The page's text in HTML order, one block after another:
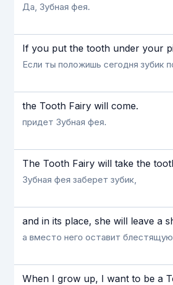
Да, Зубная фея.
If you put the tooth under your
Если ты положишь сегодня зубик
the Tooth Fairy will come.
придет Зубная фея.
The Tooth Fairy will take the
Зубная фея заберет зубик,
and in its place, she will leave a
а вместо него оставит
When I grow up, I want to be a